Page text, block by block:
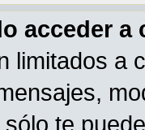
acceder a
limitados a
te